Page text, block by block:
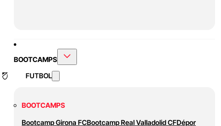
BOOTCAMPS
FUTBOL
BOOTCAMPS
Bootcamp Girona FCBootcamp Real Valladolid CFDépor